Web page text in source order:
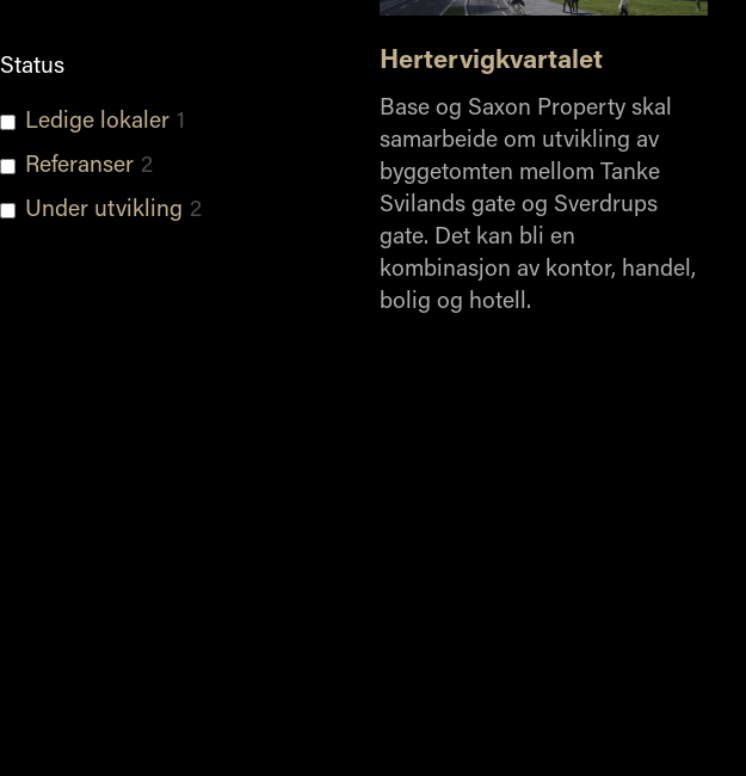
Status
Ledige lokaler 1
Referanser 2
Under utvikling 2
Hertervigkvartalet
Base og Saxon Property skal
samarbeide om utvikling av
byggetomten mellom Tanke
Svilands gate og Sverdrups
gate. Det kan bli en
kombinasjon av kontor, handel,
bolig og hotell.